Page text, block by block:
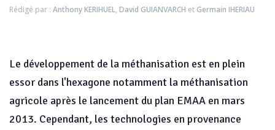
Rédigé par : Anthony KERIHUEL, David GUIANVARCH etGermain IHERIAU
Le développement de la méthanisation est en plein
essor dans l'hexagone notamment la méthanisation
agricole après le lancement du plan EMAA en mars
2013. Cependant, les technologies en provenance